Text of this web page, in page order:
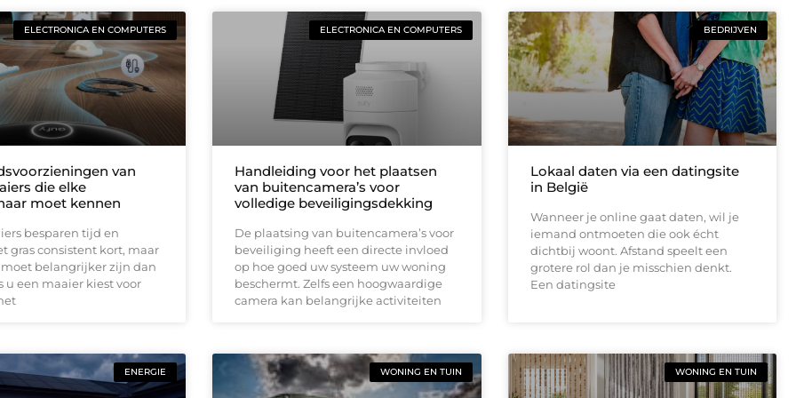
ELECTRONICA EN COMPUTERS
van
die elke
moet kennen
besparen tijd en
gras consistent kort, maar
belangrijker zijn dan
u een maaier kiest voor
ELECTRONICA EN COMPUTERS
Handleiding voor het plaatsen
van buitencamera’s voor
volledige beveiligingsdekking
De plaatsing van buitencamera’s voor
beveiliging heeft een directe invloed
op hoe goed uw systeem uw woning
beschermt. Zelfs een hoogwaardige
camera kan belangrijke activiteiten
BEDRIJVEN
Lokaal daten via een datingsite
in België
Wanneer je online gaat daten, wil je
iemand ontmoeten die ook écht
dichtbij woont. Afstand speelt een
grotere rol dan je misschien denkt.
Een datingsite
ENERGIE WONING EN TUIN WONING EN TUIN